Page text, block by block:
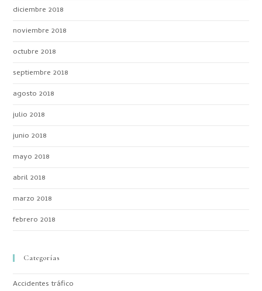
diciembre 2018
noviembre 2018
octubre 2018
septiembre 2018
agosto 2018
julio 2018
junio 2018
mayo 2018
abril 2018
marzo 2018
febrero 2018
Categorías
Accidentes tráfico